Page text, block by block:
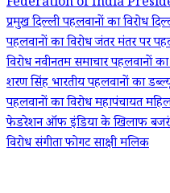
प्रमुखदिल्ली पहलवानों का विरोध
पहलवानों का विरोध जंतर मंतर पर
विरोध नवीनतम समाचारपहलवानों
शरण सिंहभारतीय पहलवानों का
पहलवानों का विरोधमहापंचायत
फेडरेशन ऑफ इंडिया के खिलाफ
विरोधसंगीता फोगटसाक्षी मलिक